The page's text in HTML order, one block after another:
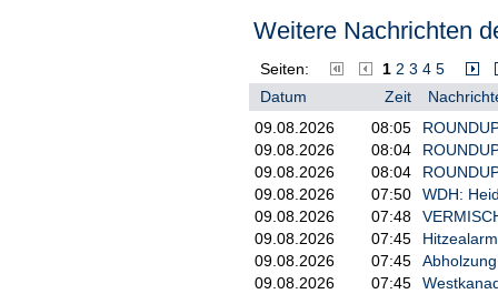
b) Erstmeldung
3. Angaben zum
zur
a) Name
Heidelberg Materials
b) LEI
     LZ2C6E0W5W7LQMX5ZI37
4. Angaben zum Geschäft/
Weitere Nachrichten
Seiten: 1 2 3 4 5
Datum
Zeit
09.08.2026
08:05
09.08.2026
08:04
09.08.2026
08:04
09.08.2026
07:50
WDH:
09.08.2026
07:48
09.08.2026
07:45
09.08.2026
07:45
09.08.2026
07:45